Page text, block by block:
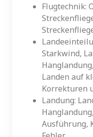
Flugtechnik:
Starkwind,
Landen auf
Korrekturen
Landung:
Ausführung,